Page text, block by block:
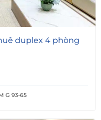
duplex 4 phòng
G 93-65